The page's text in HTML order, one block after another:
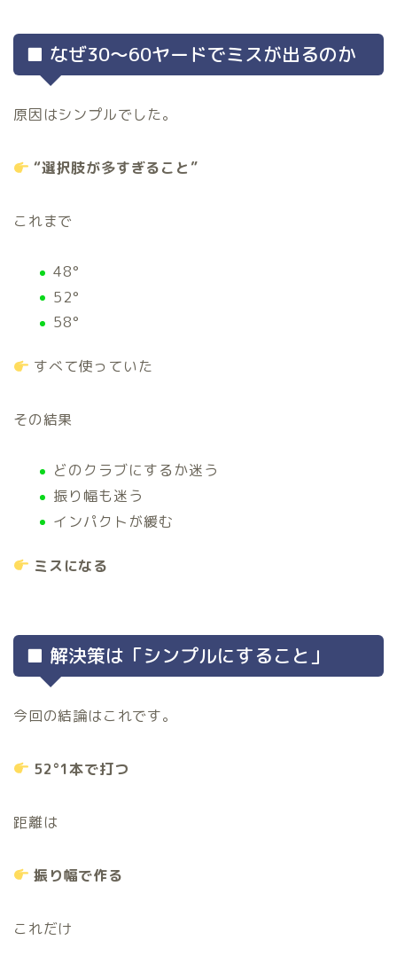
■ なぜ30〜60ヤードでミスが出るのか
原因はシンプルでした。
“選択肢が多すぎること”
これまで
48°
52°
58°
すべて使っていた
その結果
どのクラブにするか迷う
振り幅も迷う
インパクトが緩む
ミスになる
■ 解決策は「シンプルにすること」
今回の結論はこれです。
52°1本で打つ
距離は
振り幅で作る
これだけ